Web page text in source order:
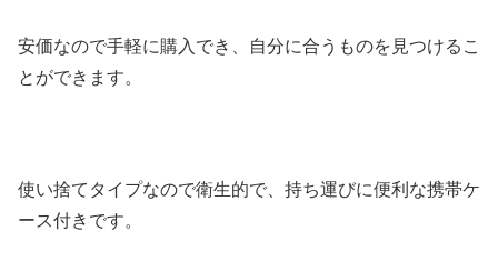
安価なので手軽に購入でき、自分に合うものを見つけるこ
とができます。
使い捨てタイプなので衛生的で、持ち運びに便利な携帯ケ
ース付きです。